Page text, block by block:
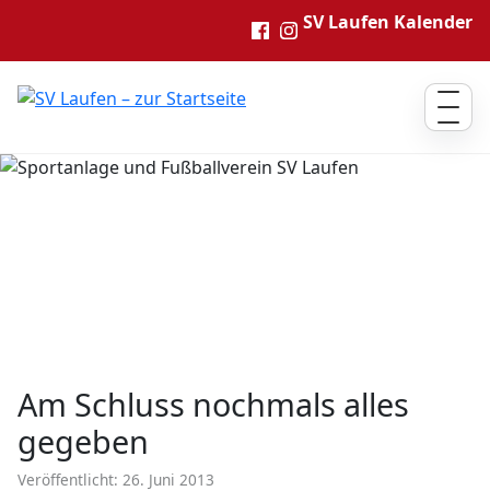
SV Laufen Kalender
Am Schluss nochmals alles
gegeben
Details
Veröffentlicht: 26. Juni 2013